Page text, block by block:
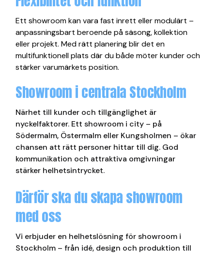
Ett showroom kan vara fast inrett eller modulärt –
anpassningsbart beroende på säsong, kollektion
eller projekt. Med rätt planering blir det en
multifunktionell plats där du både möter kunder och
stärker varumärkets position.
Showroom i centrala Stockholm
Närhet till kunder och tillgänglighet är
nyckelfaktorer. Ett showroom i city – på
Södermalm, Östermalm eller Kungsholmen – ökar
chansen att rätt personer hittar till dig. God
kommunikation och attraktiva omgivningar
stärker helhetsintrycket.
Därför ska du skapa showroom
med oss
Vi erbjuder en helhetslösning för showroom i
Stockholm – från idé, design och produktion till